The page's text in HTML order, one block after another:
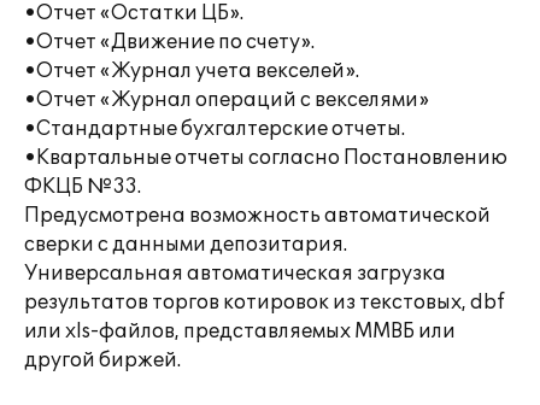
•Отчет «Остатки ЦБ».
•Отчет «Движение по счету».
•Отчет «Журнал учета векселей».
•Отчет «Журнал операций с векселями»
•Стандартные бухгалтерские отчеты.
•Квартальные отчеты согласно Постановлению
ФКЦБ №33.
Предусмотрена возможность автоматической
сверки с данными депозитария.
Универсальная автоматическая загрузка
результатов торгов котировок из текстовых, dbf
или xls-файлов, представляемых ММВБ или
другой биржей.